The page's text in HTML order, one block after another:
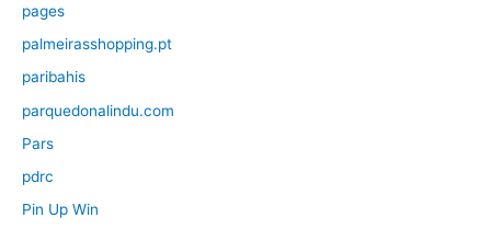
pages
palmeirasshopping.pt
paribahis
parquedonalindu.com
Pars
pdrc
Pin Up Win